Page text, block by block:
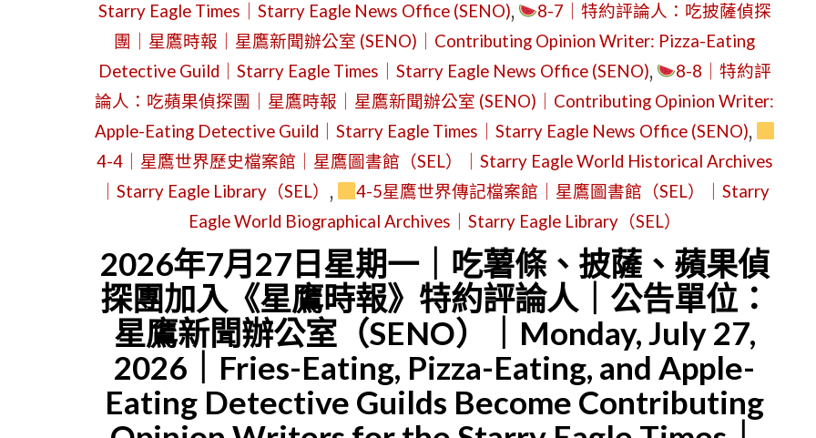
Starry Eagle Times｜Starry Eagle News Office (SENO),
8-7｜特約評論人：吃披薩偵探
團｜星鷹時報｜星鷹新聞辦公室 (SENO)｜Contributing Opinion Writer: Pizza-Eating
Detective Guild｜Starry Eagle Times｜Starry Eagle News Office (SENO),
8-8｜特約評
論人：吃蘋果偵探團｜星鷹時報｜星鷹新聞辦公室 (SENO)｜Contributing Opinion Writer:
Apple-Eating Detective Guild｜Starry Eagle Times｜Starry Eagle News Office (SENO),
4-4｜星鷹世界歷史檔案館｜星鷹圖書館（SEL）｜Starry Eagle World Historical Archives
｜Starry Eagle Library（SEL） ,
4-5星鷹世界傳記檔案館｜星鷹圖書館（SEL）｜Starry
Eagle World Biographical Archives｜Starry Eagle Library（SEL）
2026年7月27日星期一｜吃薯條、披薩、蘋果偵
探團加入《星鷹時報》特約評論人｜公告單位：
星鷹新聞辦公室（SENO）｜Monday, July 27,
2026｜Fries-Eating, Pizza-Eating, and Apple-
Eating Detective Guilds Become Contributing